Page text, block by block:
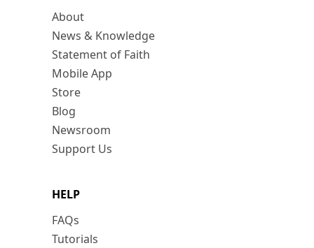
About
News & Knowledge
Statement of Faith
Mobile App
Store
Blog
Newsroom
Support Us
HELP
FAQs
Tutorials